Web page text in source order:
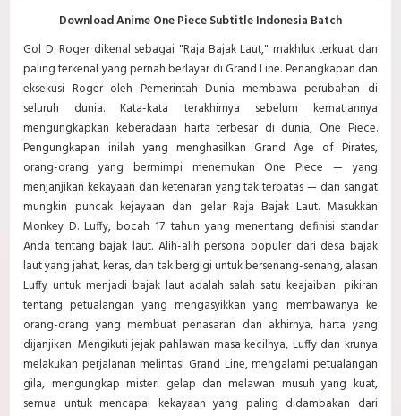
Download Anime One Piece Subtitle Indonesia Batch
Gol D. Roger dikenal sebagai "Raja Bajak Laut," makhluk terkuat dan
paling terkenal yang pernah berlayar di Grand Line. Penangkapan dan
eksekusi Roger oleh Pemerintah Dunia membawa perubahan di
seluruh dunia. Kata-kata terakhirnya sebelum kematiannya
mengungkapkan keberadaan harta terbesar di dunia, One Piece.
Pengungkapan inilah yang menghasilkan Grand Age of Pirates,
orang-orang yang bermimpi menemukan One Piece — yang
menjanjikan kekayaan dan ketenaran yang tak terbatas — dan sangat
mungkin puncak kejayaan dan gelar Raja Bajak Laut. Masukkan
Monkey D. Luffy, bocah 17 tahun yang menentang definisi standar
Anda tentang bajak laut. Alih-alih persona populer dari desa bajak
laut yang jahat, keras, dan tak bergigi untuk bersenang-senang, alasan
Luffy untuk menjadi bajak laut adalah salah satu keajaiban: pikiran
tentang petualangan yang mengasyikkan yang membawanya ke
orang-orang yang membuat penasaran dan akhirnya, harta yang
dijanjikan. Mengikuti jejak pahlawan masa kecilnya, Luffy dan krunya
melakukan perjalanan melintasi Grand Line, mengalami petualangan
gila, mengungkap misteri gelap dan melawan musuh yang kuat,
semua untuk mencapai kekayaan yang paling didambakan dari